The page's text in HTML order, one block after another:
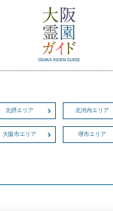
北摂エリア 北河内エリア
大阪市エリア 堺市エリア